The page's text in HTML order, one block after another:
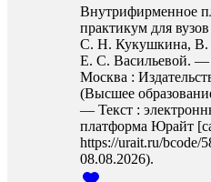
Внутрифирменное
практикум для
С. Н. Кукушкина, В.
Е. С. Васильевой. —
Москва :
(Высшее
— Текст :
платформа Юрайт
https://urait.ru/bcode/
08.08.2026).